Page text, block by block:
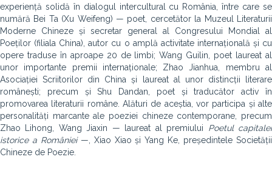
experiență solidă în dialogul intercultural cu România, între care se
numără Bei Ta (Xu Weifeng) — poet, cercetător la Muzeul Literaturii
Moderne Chineze și secretar general al Congresului Mondial al
Poeților (filiala China), autor cu o amplă activitate internațională și cu
opere traduse în aproape 20 de limbi; Wang Guilin, poet laureat al
unor importante premii internaționale; Zhao Jianhua, membru al
Asociației Scriitorilor din China și laureat al unor distincții literare
românești; precum și Shu Dandan, poet și traducător activ în
promovarea literaturii române. Alături de aceștia, vor participa și alte
personalități marcante ale poeziei chineze contemporane, precum
Zhao Lihong, Wang Jiaxin — laureat al premiului Poetul capitalei
istorice a României—, Xiao Xiao și Yang Ke, președintele Societății
Chineze de Poezie.